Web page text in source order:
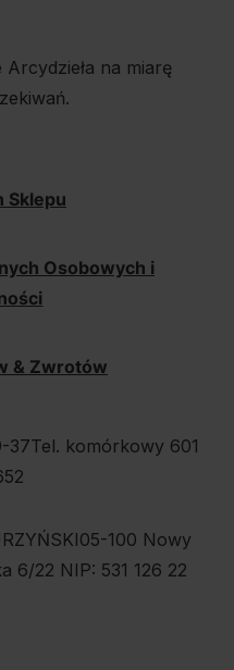
na miarę
Sklepu
Osobowych i
& Zwrotów
37Tel. komórkowy 601
05-100 Nowy
6/22 NIP: 531 126 22